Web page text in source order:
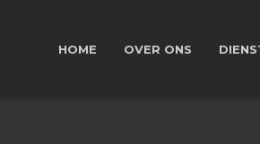
HOME OVER ONS